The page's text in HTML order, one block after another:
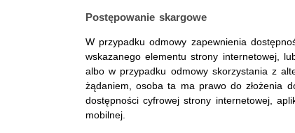
Postępowanie skargowe
W przypadku odmowy zapewnienia
wskazanego elementu strony internetowej,
albo w przypadku odmowy skorzystania z
żądaniem, osoba ta ma prawo do złożenia
dostępności cyfrowej strony internetowej,
mobilnej.